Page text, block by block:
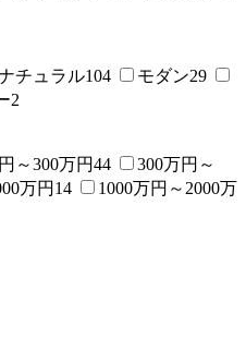
チュラル104 モダン29
2
～300万円44
300万円～
万円 14
1000万円～2000万